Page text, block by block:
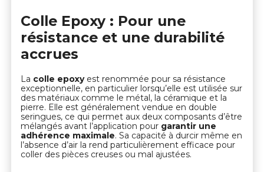
Colle Epoxy : Pour une
résistance et une durabilité
accrues
La colle epoxyest renommée pour sa résistance
exceptionnelle, en particulier lorsqu’elle est utilisée sur
des matériaux comme le métal, la céramique et la
pierre. Elle est généralement vendue en double
seringues, ce qui permet aux deux composants d’être
mélangés avant l’application pour garantir une
adhérence maximale. Sa capacité à durcir même en
l’absence d’air la rend particulièrement efficace pour
coller des pièces creuses ou mal ajustées.